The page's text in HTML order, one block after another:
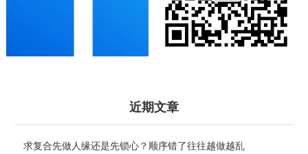
近期文章
求复合先做人缘还是先锁心？顺序错了往往越做越乱